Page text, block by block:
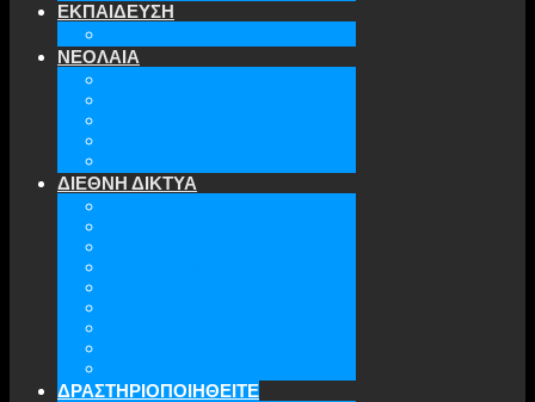
ΕΚΠΑΙΔΕΥΣΗ
ΝΕΟΛΑΙΑ
ΔΙΕΘΝΗ ΔΙΚΤΥΑ
ΔΡΑΣΤΗΡΙΟΠΟΙΗΘΕΙΤΕ